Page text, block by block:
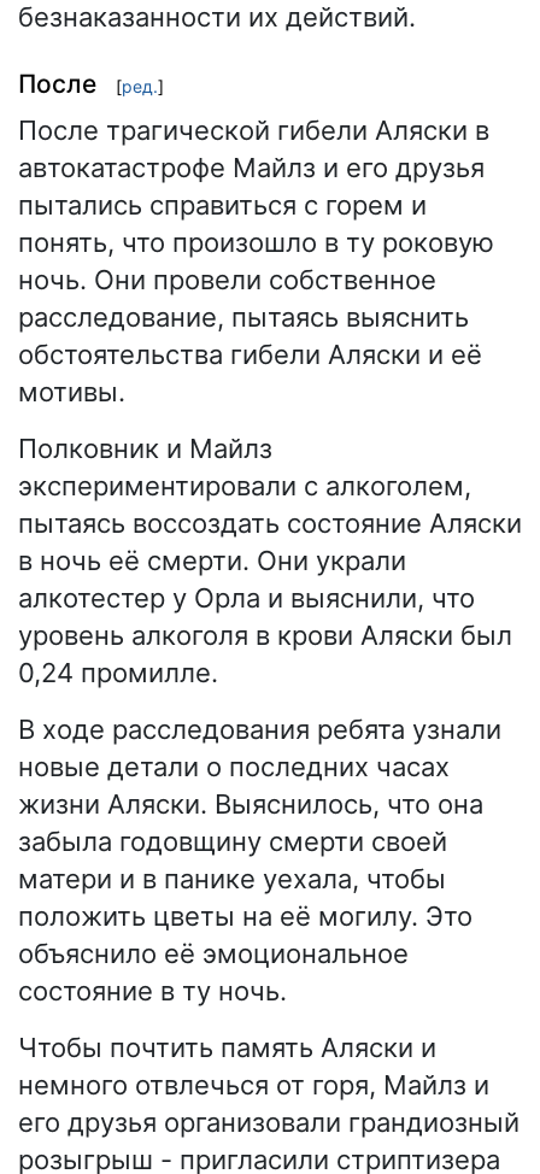
безнаказанности их действий.
После [ред.]
После трагической гибели Аляски в
автокатастрофе Майлз и его друзья
пытались справиться с горем и
понять, что произошло в ту роковую
ночь. Они провели собственное
расследование, пытаясь выяснить
обстоятельства гибели Аляски и её
мотивы.
Полковник и Майлз
экспериментировали с алкоголем,
пытаясь воссоздать состояние Аляски
в ночь её смерти. Они украли
алкотестер у Орла и выяснили, что
уровень алкоголя в крови Аляски был
0,24 промилле.
В ходе расследования ребята узнали
новые детали о последних часах
жизни Аляски. Выяснилось, что она
забыла годовщину смерти своей
матери и в панике уехала, чтобы
положить цветы на её могилу. Это
объяснило её эмоциональное
состояние в ту ночь.
Чтобы почтить память Аляски и
немного отвлечься от горя, Майлз и
его друзья организовали грандиозный
розыгрыш - пригласили стриптизера